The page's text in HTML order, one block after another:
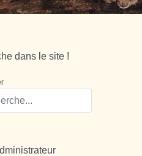
dans le site !